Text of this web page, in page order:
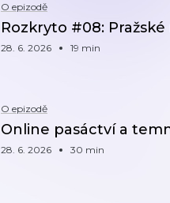
O epizodě
Rozkryto #08:
28. 6. 2026 19 min
O epizodě
Online pasáctví a
28. 6. 2026 30 min